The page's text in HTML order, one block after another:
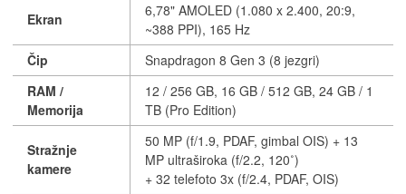
Ekran
6,78" AMOLED (1.080 x 2.400, 20:9,
~388 PPI), 165 Hz
Čip
Snapdragon 8 Gen 3 (8 jezgri)
RAM /
Memorija
12 / 256 GB, 16 GB / 512 GB, 24 GB / 1
TB (Pro Edition)
Stražnje
kamere
50 MP (f/1.9, PDAF, gimbal OIS) + 13
MP ultraširoka (f/2.2, 120˚)
+ 32 telefoto 3x (f/2.4, PDAF, OIS)